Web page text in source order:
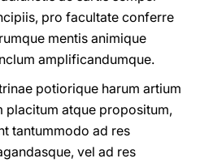
pro facultate conferre
mentis animique
amplificandumque.
potiorique harum artium
placitum atque propositum,
tantummodo ad res
vel ad res